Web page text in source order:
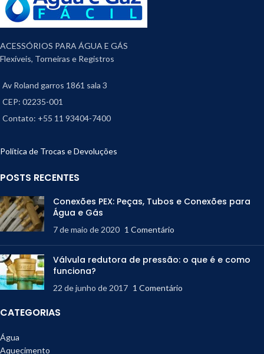
ACESSÓRIOS PARA ÁGUA E GÁS
Flexíveis, Torneiras e Registros
Av Roland garros 1861 sala 3
CEP: 02235-001
Contato: +55 11 93404-7400
Política de Trocas e Devoluções
POSTS RECENTES
Conexões PEX: Peças, Tubos e Conexões para
Água e Gás
7 de maio de 2020 1 Comentário
Válvula redutora de pressão: o que é e como
funciona?
22 de junho de 2017 1 Comentário
CATEGORIAS
Água
Aquecimento